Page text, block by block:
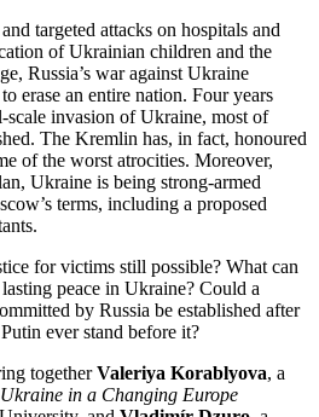
targeted attacks on hospitals and
of Ukrainian children and the
Russia’s war against Ukraine
erase an entire nation. Four years
scale invasion of Ukraine, most of
The Kremlin has, in fact, honoured
of the worst atrocities. Moreover,
Ukraine is being strong-armed
terms, including a proposed
for victims still possible? What can
peace in Ukraine? Could a
by Russia be established after
ever stand before it?
togetherValeriya Korablyova, a
Ukraine in a Changing Europe